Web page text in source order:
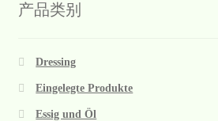
产品类别
Dressing
Eingelegte Produkte
Essig und Öl